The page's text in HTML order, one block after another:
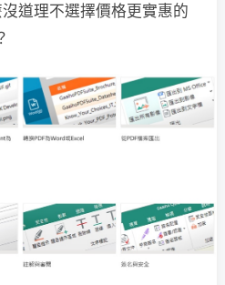
道理不選擇價格更實惠的